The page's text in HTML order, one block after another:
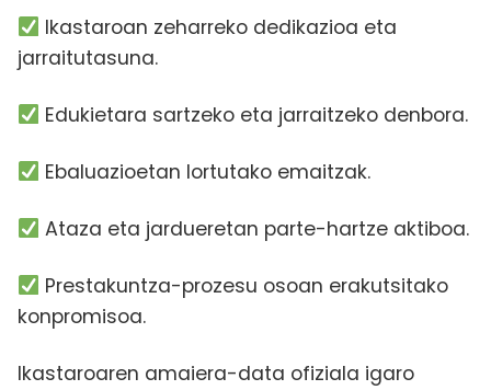
Ikastaroan zeharreko dedikazioa eta
jarraitutasuna.
Edukietara sartzeko eta jarraitzeko denbora.
Ebaluazioetan lortutako emaitzak.
Ataza eta jardueretan parte-hartze aktiboa.
Prestakuntza-prozesu osoan erakutsitako
konpromisoa.
Ikastaroaren amaiera-data ofiziala igaro